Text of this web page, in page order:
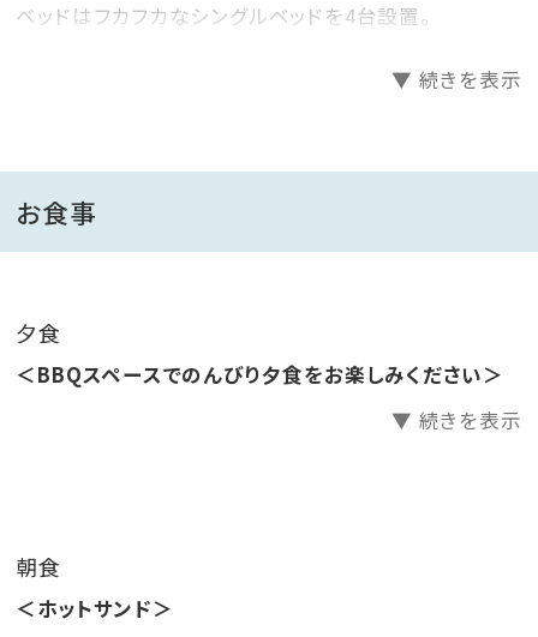
ベッドはフカフカなシングルベッドを4台設置。
ペース、
温泉とすべて揃っているので他のお客様と顔を合わせる
アーリーチェックイン 17時→16時 1棟3300円
※8月1日以降はアーリーチェックイン17時→16時無
定）
ご希望の方は備考に記載ください
▼ 続きを表示
お食事
夕食
＜BBQスペースでのんびり夕食をお楽しみください＞
▼ 続きを表示
朝食
＜ホットサンド＞